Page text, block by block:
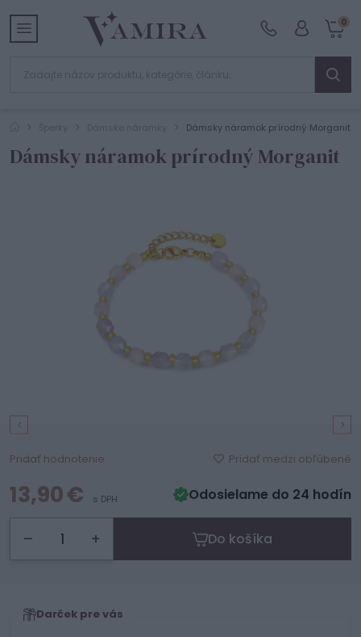
0
Dámsky náramok prírodný Morganit
Dámsky náramok prírodný Morganit
Pridať hodnotenie Pridať medzi obľúbené
13,90 € s DPH Odosielame do 24 hodín
– + Do košíka
Darček pre vás